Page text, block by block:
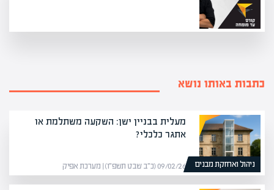
כתבות באותו נושא
ניהול ואחזקת מבנים
מעלית בבניין ישן: השקעה משתלמת או
אתגר כלכלי?
09/02/26 (כ״ב שבט תשפ״ו) | מערכת אפיק